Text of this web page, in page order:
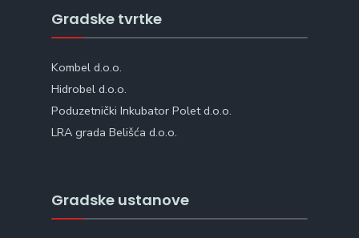
Gradske tvrtke
Kombel d.o.o.
Hidrobel d.o.o.
Poduzetnički Inkubator Polet d.o.o.
LRA grada Belišća d.o.o.
Gradske ustanove